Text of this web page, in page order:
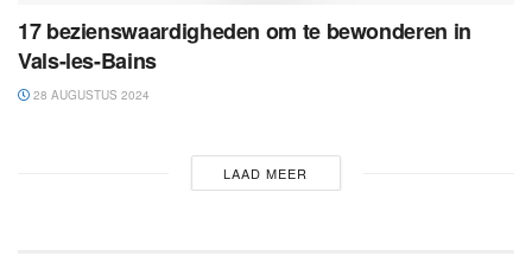
17 bezienswaardigheden om te bewonderen in
Vals-les-Bains
28 AUGUSTUS 2024
LAAD MEER